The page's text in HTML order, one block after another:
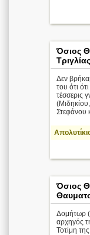
Όσιος
Τριγλίας
Δεν
του ότι
τέσσερις
Στεφάνου
Όσιος
Δομήτωρ
αρχηγός
Τοτίμη